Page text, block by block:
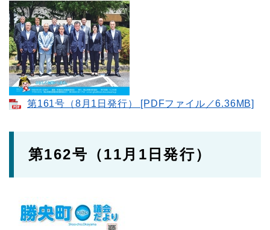
第161号（8月1日発行） [PDFファイル／6.36MB]
第162号（11月1日発行）